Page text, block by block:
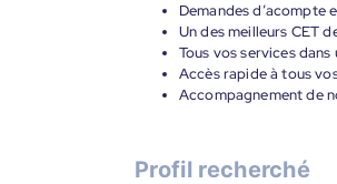
Demandes d’acompte
Un des meilleurs CET
Tous vos services
Accès rapide à tous
Accompagnement de
Profil recherché